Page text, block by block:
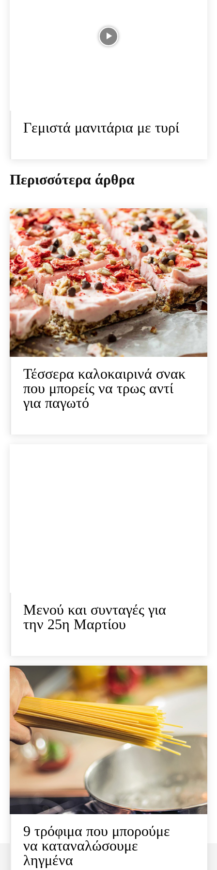
Γεμιστά μανιτάρια με τυρί
Περισσότερα άρθρα
Τέσσερα καλοκαιρινά σνακ
που μπορείς να τρως αντί
για παγωτό
Μενού και συνταγές για
την 25η Μαρτίου
9 τρόφιμα που μπορούμε
να καταναλώσουμε
ληγμένα